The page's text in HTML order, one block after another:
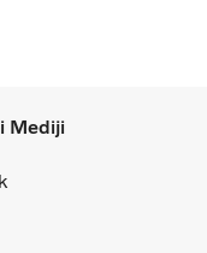
Mediji